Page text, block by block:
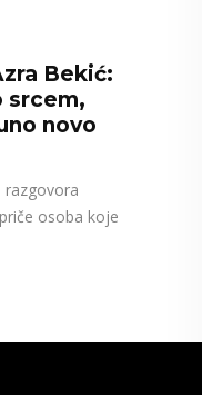
Bekić:
srcem,
novo
razgovora
osoba koje